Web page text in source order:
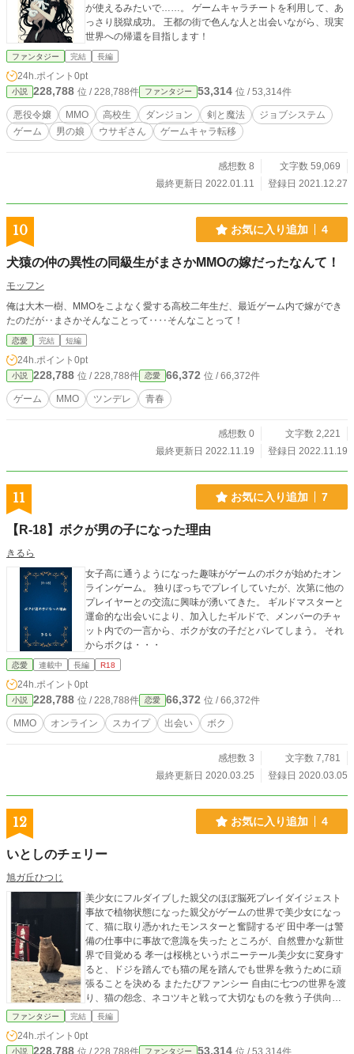
が使えるみたいで……。 ゲームキャラチートを利用して、あ
っさり脱獄成功。 王都の街で色んな人と出会いながら、現実
世界への帰還を目指します！
ファンタジー 完結 長編
24h.ポイント 0pt
小説 228,788 位 / 228,788件 ファンタジー 53,314 位 / 53,314件
悪役令嬢 MMO 高校生 ダンジョン 剣と魔法
ジョブシステム
ゲーム
男の娘 ウサギさん ゲームキャラ転移
感想数 8
文字数 59,069
最終更新日 2022.01.11
登録日 2021.12.27
10 お気に入り追加 4
犬猿の仲の異性の同級生がまさかMMOの嫁だったなんて！
モッフン
俺は大木一樹、MMOをこよなく愛する高校二年生だ、最近ゲーム内で嫁ができ
たのだが‥まさかそんなことって‥‥そんなことって！
恋愛 完結 短編
24h.ポイント 0pt
小説 228,788 位 / 228,788件 恋愛 66,372 位 / 66,372件
ゲーム MMO ツンデレ 青春
感想数 0
文字数 2,221
最終更新日 2022.11.19
登録日 2022.11.19
11 お気に入り追加 7
【R-18】ボクが男の子になった理由
きるら
女子高に通うようになった趣味がゲームのボクが始めたオン
ラインゲーム。 独りぼっちでプレイしていたが、次第に他の
プレイヤーとの交流に興味が湧いてきた。 ギルドマスターと
運命的な出会いにより、加入したギルドで、メンバーのチャ
ット内での一言から、ボクが女の子だとバレてしまう。 それ
からボクは・・・
恋愛 連載中 長編 R18
24h.ポイント 0pt
小説 228,788 位 / 228,788件 恋愛 66,372 位 / 66,372件
MMO オンライン スカイプ 出会い ボク
感想数 3
文字数 7,781
最終更新日 2020.03.25
登録日 2020.03.05
12 お気に入り追加 4
いとしのチェリー
旭ガ丘ひつじ
美少女にフルダイブした親父のほぼ脳死プレイダイジェスト
事故で植物状態になった親父がゲームの世界で美少女になっ
て、猫に取り憑かれたモンスターと奮闘するぞ 田中孝一は警
備の仕事中に事故で意識を失った ところが、自然豊かな新世
界で目覚める 孝一は桜桃というポニーテール美少女に変身す
ると、ドジを踏んでも猫の尾を踏んでも世界を救うために頑
張ることを決める またたびファンシー 自由に七つの世界を渡
り、猫の怨念、ネコツキと戦って大切なものを救う子供向け
ファンタジー 完結 長編
24h.ポイント 0pt
小説 228,788 位 / 228,788件 ファンタジー 53,314 位 / 53,314件